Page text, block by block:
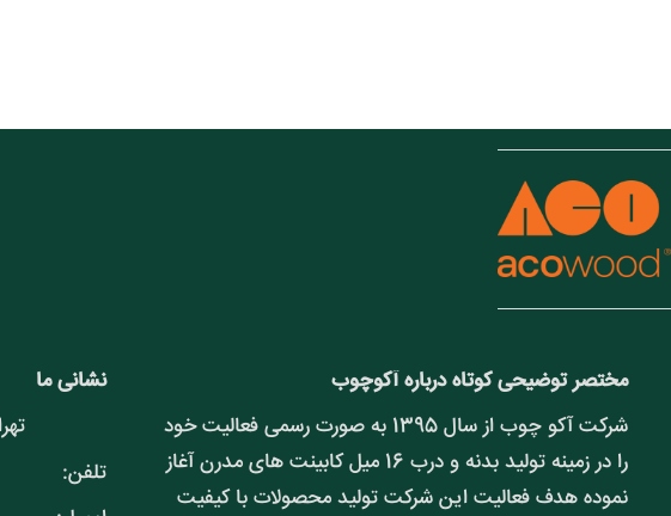
مختصر توضیحی کوتاه درباره آکوچوب
شرکت آکو چوب از سال 1395 به صورت رسمی فعالیت خود
را در زمینه تولید بدنه و درب 16 میل کابینت های مدرن آغاز
نموده هدف فعالیت این شرکت تولید محصولات با کیفیت
نشانی ما
تلفن: